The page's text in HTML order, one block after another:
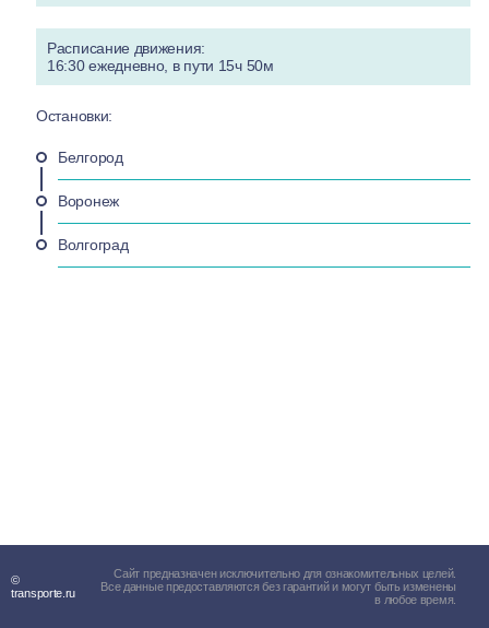
Расписание движения:
16:30 ежедневно, в пути 15ч 50м
Остановки:
Белгород
Воронеж
Волгоград
©
transporte.ru
Сайт предназначен исключительно для ознакомительных целей.
Все данные предоставляются без гарантий и могут быть изменены
в любое время.